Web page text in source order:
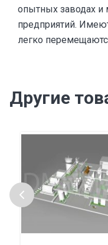
опытных заводах и
предприятий.
легко
Другие